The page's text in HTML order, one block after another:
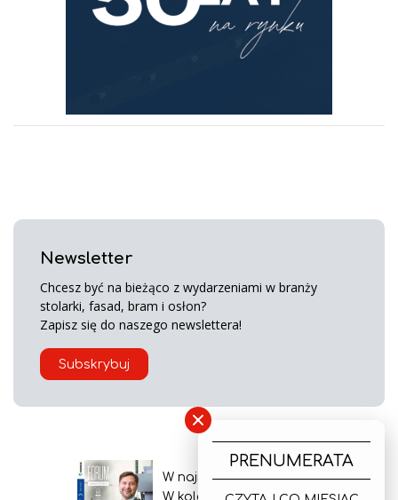
Newsletter
Chcesz być na bieżąco z wydarzeniami w branży
stolarki, fasad, bram i osłon?
Zapisz się do naszego newslettera!
Subskrybuj
W najnowszym wydaniu
W kolejnym numerze
×
PRENUMERATA